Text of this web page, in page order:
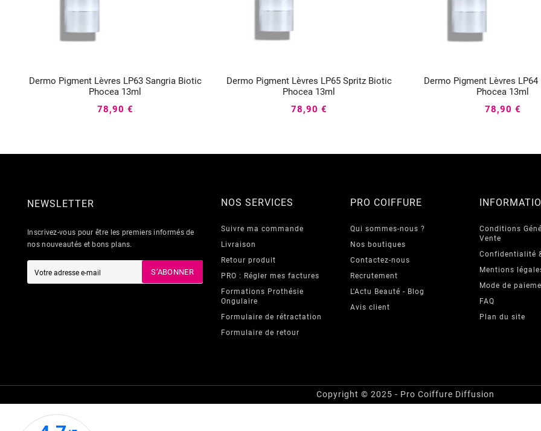
Dermo Pigment Lèvres LP63 Sangria Biotic
Phocea 13ml
  
78,90 €
Dermo Pigment Lèvres LP65 Spritz Biotic
Phocea 13ml
  
78,90 €
Dermo Pigment Lèvres
Phocea 13ml
  
78,90 €
NEWSLETTER
Inscrivez-vous pour être les premiers informés de
nos nouveautés et bons plans.
S’ABONNER
NOS SERVICES
Suivre ma commande
Livraison
Retour produit
PRO : Régler mes factures
Formations Prothésie
Ongulaire
Formulaire de rétractation
Formulaire de retour
PRO COIFFURE
Qui sommes-nous ?
Nos boutiques
Contactez-nous
Recrutement
L'Actu Beauté - Blog
Avis client
Conditions
Vente
Confidentialité
Mentions
Mode de
FAQ
Plan du site
Copyright © 2025 - Pro Coiffure Diffusion